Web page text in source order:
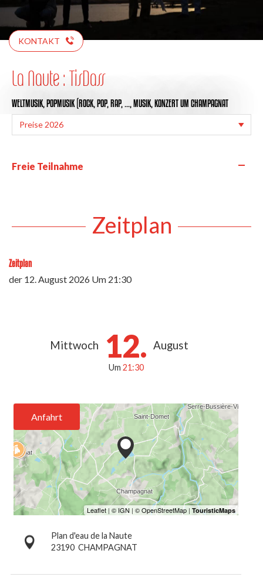
KONTAKT
La Naute : TisDass
WELTMUSIK, POPMUSIK (ROCK, POP, RAP, …, MUSIK, KONZERTUM CHAMPAGNAT
Freie Teilnahme —
Zeitplan
Zeitplan
der 12. August 2026 Um 21:30
Mittwoch 12. August
Um 21:30
Anfahrt
Plan d'eau de la Naute
23190 CHAMPAGNAT